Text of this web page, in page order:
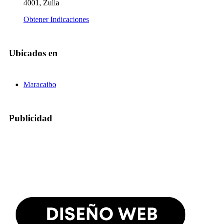
4001, Zulia
Obtener Indicaciones
Ubicados en
Maracaibo
Publicidad